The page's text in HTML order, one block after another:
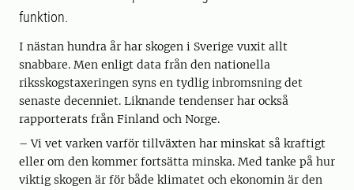
funktion.
I nästan hundra år har skogen i Sverige vuxit allt
snabbare. Men enligt data från den nationella
riksskogstaxeringen syns en tydlig inbromsning det
senaste decenniet. Liknande tendenser har också
rapporterats från Finland och Norge.
– Vi vet varken varför tillväxten har minskat så kraftigt
eller om den kommer fortsätta minska. Med tanke på hur
viktig skogen är för både klimatet och ekonomin är den